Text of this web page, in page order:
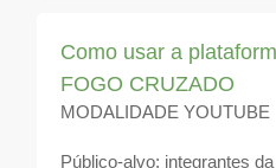
Como usar a
FOGO CRUZADO
MODALIDADE YOUTUBE
Público-alvo: integrantes